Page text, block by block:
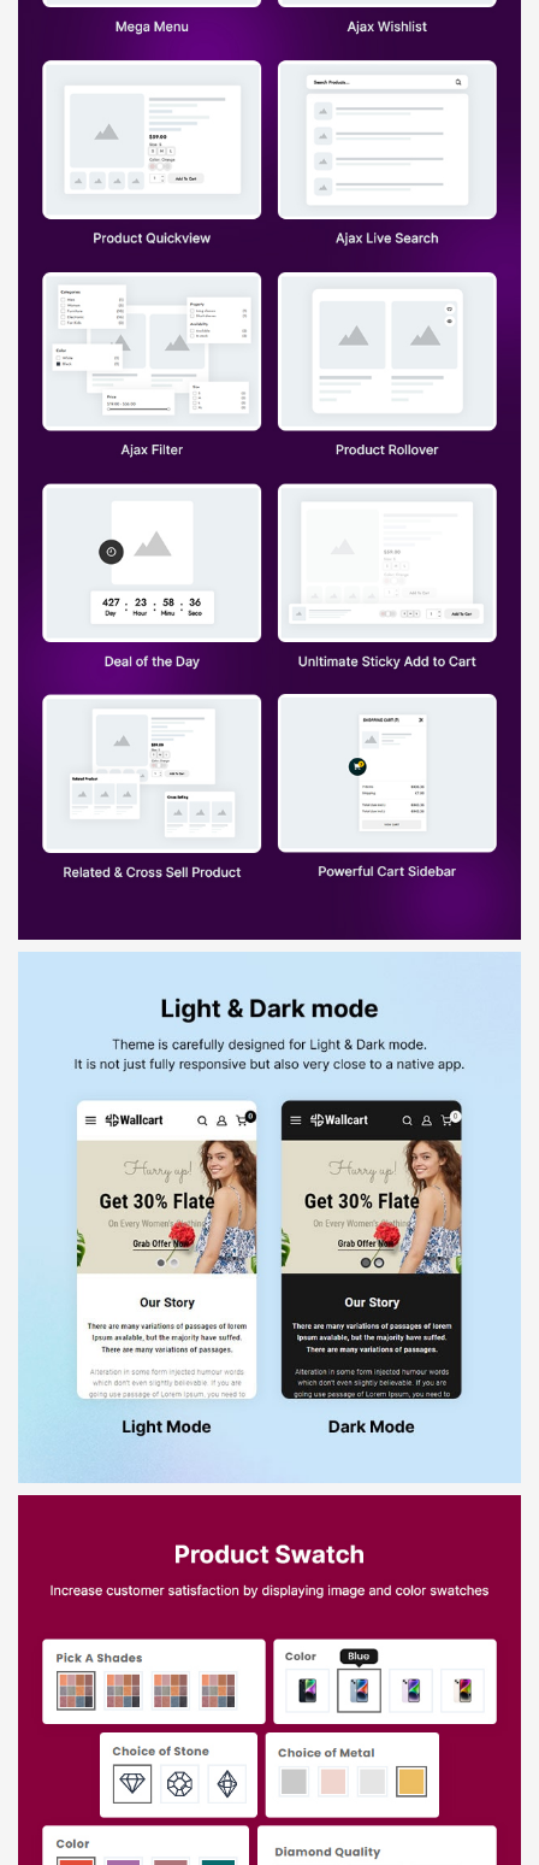
Báo giá & Đặt hàng:
0903.976.769